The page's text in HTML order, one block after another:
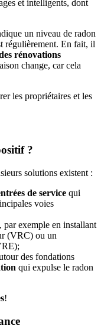
et intelligents, dont
un niveau de radon
régulièrement. En fait, il
rénovations
change, car cela
les propriétaires et les
?
solutions existent :
de service qui
voies
par exemple en installant
(VRC) ou un
des fondations
qui expulse le radon
!